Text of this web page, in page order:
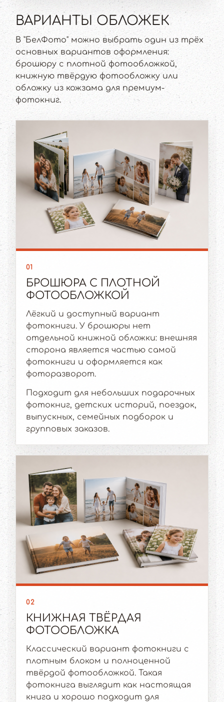
ВАРИАНТЫ ОБЛОЖЕК
В "БелФото" можно выбрать один из трёх
основных вариантов оформления:
брошюру с плотной фотообложкой,
книжную твёрдую фотообложку или
обложку из кожзама для премиум-
фотокниг.
01
БРОШЮРА С ПЛОТНОЙ
ФОТООБЛОЖКОЙ
Лёгкий и доступный вариант
фотокниги. У брошюры нет
отдельной книжной обложки: внешняя
сторона является частью самой
фотокниги и оформляется как
фоторазворот.
Подходит для небольших подарочных
фотокниг, детских историй, поездок,
выпускных, семейных подборок и
групповых заказов.
02
КНИЖНАЯ ТВЁРДАЯ
ФОТООБЛОЖКА
Классический вариант фотокниги с
плотным блоком и полноценной
твёрдой фотообложкой. Такая
фотокнига выглядит как настоящая
книга и хорошо подходит для